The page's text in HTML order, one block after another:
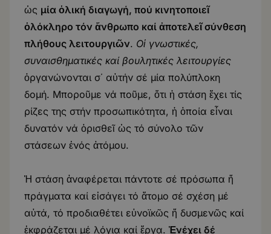
ὡς μία ὁλική διαγωγή, πού κινητοποιεῖ
ὁλόκληρο τόν ἄνθρωπο καί ἀποτελεῖ σύνθεση
πλήθους λειτουργιῶν. Οἱ γνωστικές,
συναισθηματικές καί βουλητικές λειτουργίες
ὀργανώνονται σ΄ αὐτήν σέ μία πολύπλοκη
δομή. Μποροῦμε νά ποῦμε, ὅτι ἡ στάση ἔχει τίς
ρίζες της στήν προσωπικότητα, ἡ ὁποία εἶναι
δυνατόν νά ὁρισθεῖ ὡς τό σύνολο τῶν
στάσεων ἑνός ἀτόμου.
Ἡ στάση ἀναφέρεται πάντοτε σέ πρόσωπα ἤ
πράγματα καί εἰσάγει τό ἄτομο σέ σχέση μέ
αὐτά, τό προδιαθέτει εὐνοϊκῶς ἤ δυσμενῶς καί
ἐκφράζεται μέ λόγια καί ἔργα. Ἐνέχει δέ